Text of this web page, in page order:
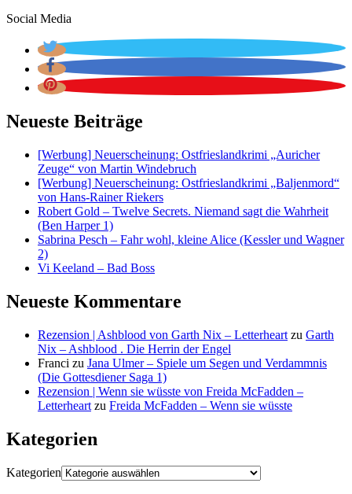
Social Media
Neueste Beiträge
[Werbung] Neuerscheinung: Ostfrieslandkrimi „Auricher
Zeuge“ von Martin Windebruch
[Werbung] Neuerscheinung: Ostfrieslandkrimi „Baljenmord“
von Hans-Rainer Riekers
Robert Gold – Twelve Secrets. Niemand sagt die Wahrheit
(Ben Harper 1)
Sabrina Pesch – Fahr wohl, kleine Alice (Kessler und Wagner
2)
Vi Keeland – Bad Boss
Neueste Kommentare
Rezension | Ashblood von Garth Nix – Letterheart zu Garth
Nix – Ashblood . Die Herrin der Engel
Franci zu Jana Ulmer – Spiele um Segen und Verdammnis
(Die Gottesdiener Saga 1)
Rezension | Wenn sie wüsste von Freida McFadden –
Letterheart zu Freida McFadden – Wenn sie wüsste
Kategorien
Kategorien